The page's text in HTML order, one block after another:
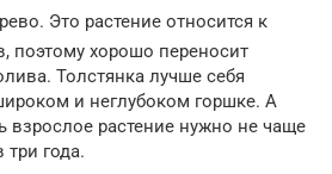
Это растение относится к
поэтому хорошо переносит
Толстянка лучше себя
и неглубоком горшке. А
взрослое растение нужно не чаще
три года.